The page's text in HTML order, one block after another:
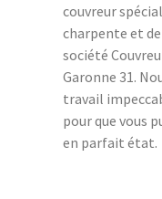
couvreur
charpente et
société
Garonne 31.
travail
pour que vous
en parfait état.